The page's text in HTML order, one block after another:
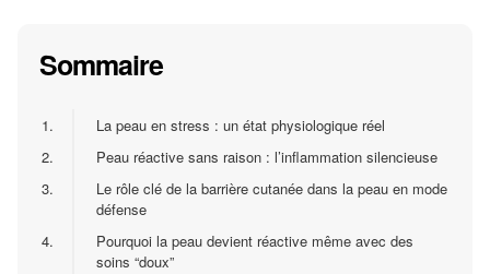
Sommaire
1.
La peau en stress : un état physiologique réel
2.
Peau réactive sans raison : l’inflammation silencieuse
3.
Le rôle clé de la barrière cutanée dans la peau en mode
défense
4.
Pourquoi la peau devient réactive même avec des
soins “doux”